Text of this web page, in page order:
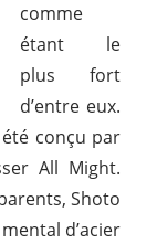
comme
étant le
plus fort
d’entre eux.
conçu par
All Might.
Shoto
d’acier